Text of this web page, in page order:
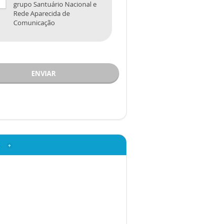
grupo Santuário Nacional e
Rede Aparecida de
Comunicação
ENVIAR